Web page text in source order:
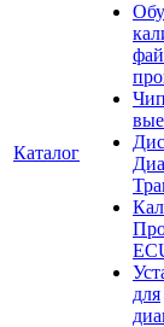
Каталог
для